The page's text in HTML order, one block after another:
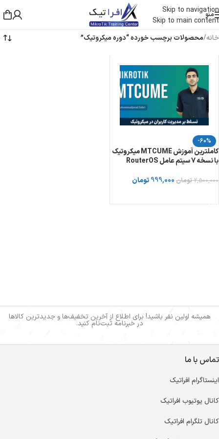
Skip to navigation
Skip to main content
منو
خانه/محصولات برچسب خورده “دوره میکروتیک”
-60%
کاملترین آموزش MTCUME میکروتیک
با نسخه 7 سیتم عامل RouterOS
2,500,000 تومان 999,000تومان
همیشه اولین نفر باشید! برای اطلاع از آخرین تخفیف‌ها و جدیدترین کالاها
در خبرنامه ثبت‌نام کنید.
تماس با ما
اینستاگرام افراتیک
کانال یوتیوب افراتیک
کانال تلگرام افراتیک